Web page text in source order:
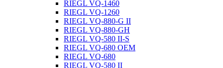
RIEGL VQ-1460
RIEGL VQ-1260
RIEGL VQ-880-G II
RIEGL VQ-880-GH
RIEGL VQ-580 II-S
RIEGL VQ-680 OEM
RIEGL VQ-680
RIEGL VQ-580 II